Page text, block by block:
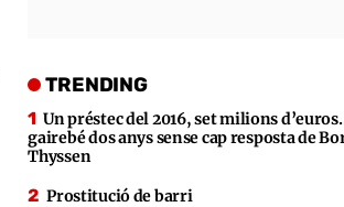
TRENDING
Un préstec del 2016, set milions
gairebé dos anys sense cap resposta de
Thyssen
Prostitució de barri